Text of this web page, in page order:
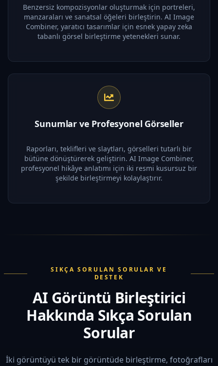
Benzersiz kompozisyonlar oluşturmak için portreleri,
manzaraları ve sanatsal öğeleri birleştirin. AI Image
Combiner, yaratıcı tasarımlar için esnek yapay zeka
tabanlı görsel birleştirme yetenekleri sunar.
Sunumlar ve Profesyonel Görseller
Raporları, teklifleri ve slaytları, görselleri tutarlı bir
bütüne dönüştürerek geliştirin. AI Image Combiner,
profesyonel hikâye anlatımı için iki resmi kusursuz bir
şekilde birleştirmeyi kolaylaştırır.
SIKÇA SORULAN SORULAR VE
DESTEK
AI Görüntü Birleştirici
Hakkında Sıkça Sorulan
Sorular
İki görüntüyü tek bir görüntüde birleştirme, fotoğrafları